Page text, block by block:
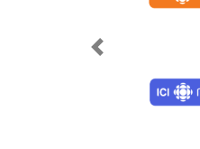
Previous